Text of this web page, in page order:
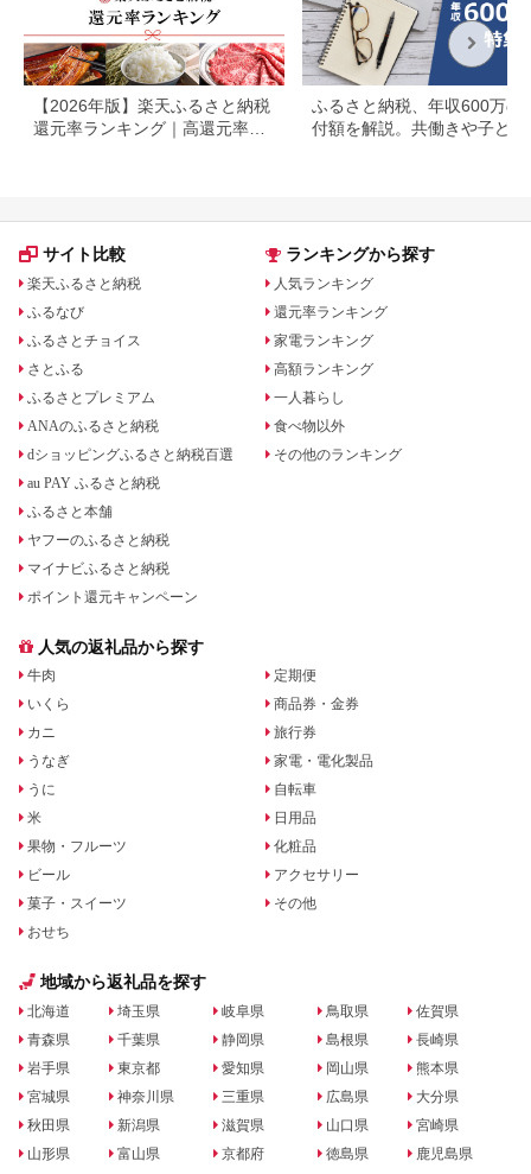
【2026年版】楽天ふるさと納税
還元率ランキング｜高還元率返
ふるさと納税、年収600万の
付額を解説。共働きや子ども
サイト比較
楽天ふるさと納税
ふるなび
ふるさとチョイス
さとふる
ふるさとプレミアム
ANAのふるさと納税
dショッピングふるさと納税百選
au PAY ふるさと納税
ふるさと本舗
ヤフーのふるさと納税
マイナビふるさと納税
ポイント還元キャンペーン
ランキングから探す
人気ランキング
還元率ランキング
家電ランキング
高額ランキング
一人暮らし
食べ物以外
その他のランキング
人気の返礼品から探す
牛肉
いくら
カニ
うなぎ
うに
米
果物・フルーツ
ビール
菓子・スイーツ
おせち
定期便
商品券・金券
旅行券
家電・電化製品
自転車
日用品
化粧品
アクセサリー
その他
地域から返礼品を探す
北海道
青森県
岩手県
宮城県
秋田県
山形県
埼玉県
千葉県
東京都
神奈川県
新潟県
富山県
岐阜県
静岡県
愛知県
三重県
滋賀県
京都府
鳥取県
島根県
岡山県
広島県
山口県
徳島県
佐賀県
長崎県
熊本県
大分県
宮崎県
鹿児島県